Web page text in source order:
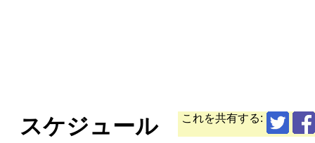
これを共有する:
スケジュール